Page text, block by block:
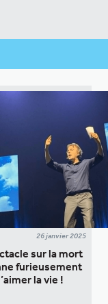
26 janvier 2025
sur la mort
furieusement
la vie !